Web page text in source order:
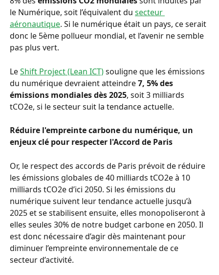
le Numérique, soit l’équivalent du secteur
aéronautique. Si le numérique était un pays, ce serait
donc le 5ème pollueur mondial, et l’avenir ne semble
pas plus vert.
Le Shift Project (Lean ICT) souligne que les émissions
du numérique devraient atteindre 7, 5% des
émissions mondiales dès 2025, soit 3 milliards
tCO2e, si le secteur suit la tendance actuelle.
Réduire l'empreinte carbone du numérique, un
enjeux clé pour respecter l'Accord de Paris
Or, le respect des accords de Paris prévoit de réduire
les émissions globales de 40 milliards tCO2e à 10
milliards tCO2e d’ici 2050. Si les émissions du
numérique suivent leur tendance actuelle jusqu’à
2025 et se stabilisent ensuite, elles monopoliseront à
elles seules 30% de notre budget carbone en 2050. Il
est donc nécessaire d’agir dès maintenant pour
diminuer l’empreinte environnementale de ce
secteur d’activité.